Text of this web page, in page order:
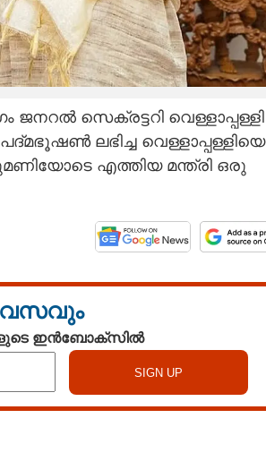
സെക്രട്ടറി വെള്ളാപ്പള്ളി
ലഭിച്ച വെള്ളാപ്പള്ളിയെ
എത്തിയ മന്ത്രി ഒരു
ഇൻബോക്സിൽ